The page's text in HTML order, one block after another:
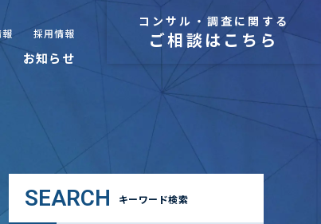
お知らせ
採用情報
コンサル・調査に関する
ご相談はこちら
SEARCH キーワード検索